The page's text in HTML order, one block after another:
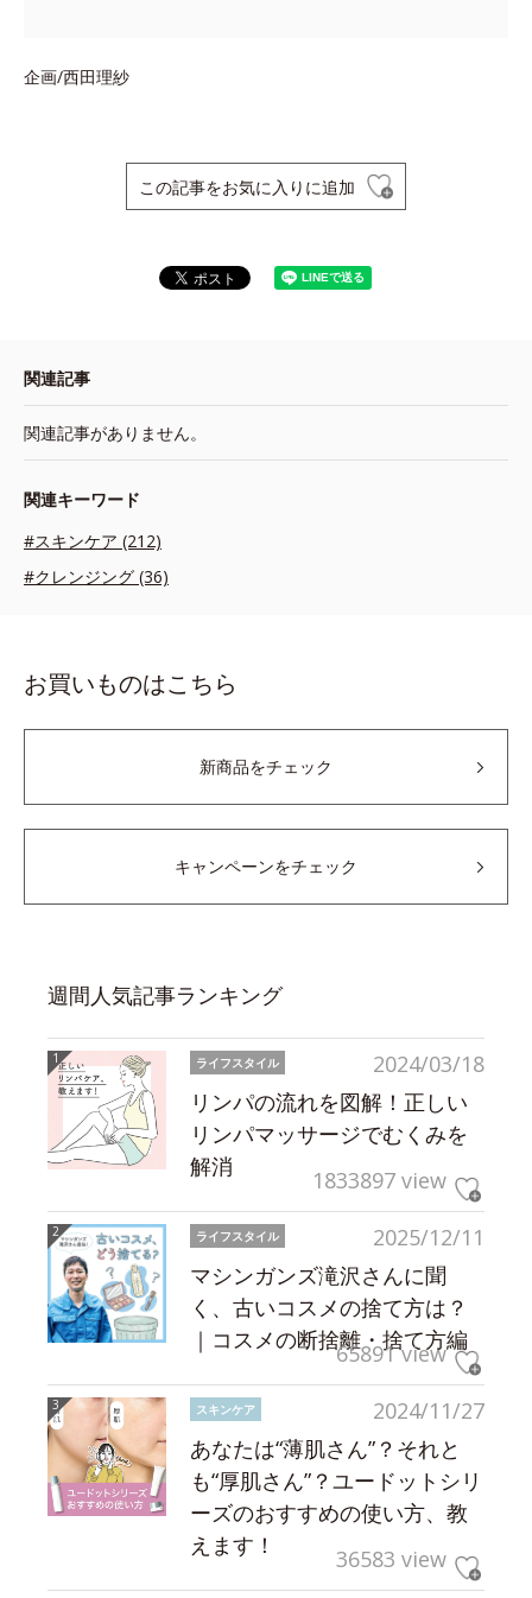
企画/西田理紗
この記事をお気に入りに追加
関連記事
関連記事がありません。
関連キーワード
#スキンケア (212)
#クレンジング (36)
お買いものはこちら
新商品をチェック
キャンペーンをチェック
週間人気記事ランキング
2024/03/18
ライフスタイル
リンパの流れを図解！正しい
リンパマッサージでむくみを
解消
1833897 view
2025/12/11
ライフスタイル
マシンガンズ滝沢さんに聞
く、古いコスメの捨て方は？
｜コスメの断捨離・捨て方編
65891 view
2024/11/27
スキンケア
あなたは“薄肌さん”？それと
も“厚肌さん”？ユードットシリ
ーズのおすすめの使い方、教
えます！
36583 view